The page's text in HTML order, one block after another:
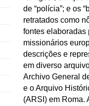
de “polícia”; e os
retratados como
fontes elaboradas
missionários
descrições e
em diverso
Archivo General
e o Arquivo
(ARSI) em Roma.